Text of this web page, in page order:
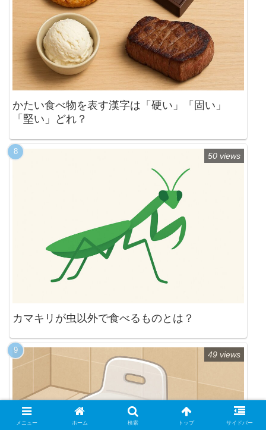
かたい食べ物を表す漢字は「硬い」「固い」
「堅い」どれ？
カマキリが虫以外で食べるものとは？
50 views
49 views
メニュー ホーム 検索 トップ サイドバー